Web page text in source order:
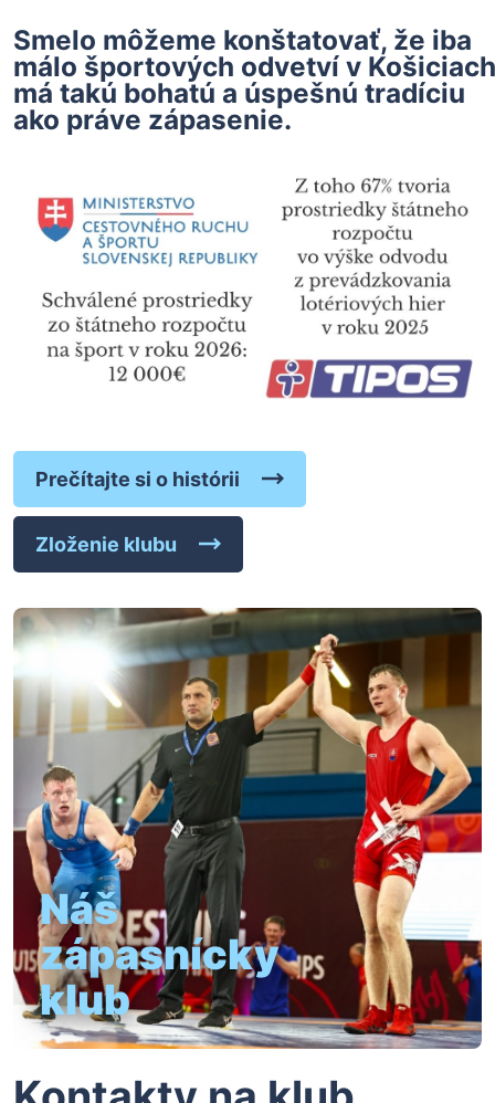
Smelo môžeme konštatovať, že iba
málo športových odvetví v Košiciach
má takú bohatú a úspešnú tradíciu
ako práve zápasenie.
Prečítajte si o histórii
Zloženie klubu
Náš
zápasnícky
klub